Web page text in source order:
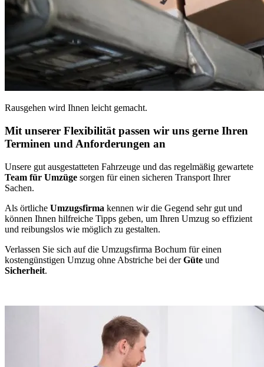
Rausgehen wird Ihnen leicht gemacht.
Mit unserer Flexibilität passen wir uns gerne Ihren
Terminen und Anforderungen an
Unsere gut ausgestatteten Fahrzeuge und das regelmäßig gewartete
Team für Umzüge sorgen für einen sicheren Transport Ihrer
Sachen.
Als örtliche Umzugsfirma kennen wir die Gegend sehr gut und
können Ihnen hilfreiche Tipps geben, um Ihren Umzug so effizient
und reibungslos wie möglich zu gestalten.
Verlassen Sie sich auf die Umzugsfirma Bochum für einen
kostengünstigen Umzug ohne Abstriche bei derGüte und
Sicherheit.